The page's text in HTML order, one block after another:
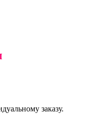
заказу.